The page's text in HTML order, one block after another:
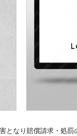
なり賠償請求・処罰